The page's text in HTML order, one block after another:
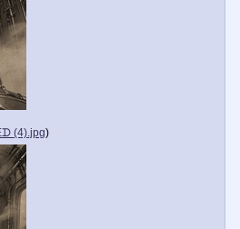
(4).jpg)